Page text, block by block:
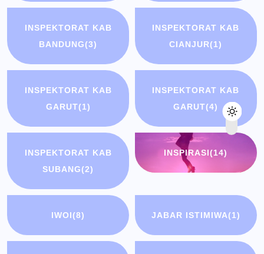
INSPEKTORAT KAB
BANDUNG(3)
INSPEKTORAT KAB
CIANJUR(1)
INSPEKTORAT KAB
GARUT(1)
INSPEKTORAT KAB
GARUT(4)
INSPEKTORAT KAB
SUBANG(2)
INSPIRASI(14)
IWOI(8) JABAR ISTIMIWA(1)